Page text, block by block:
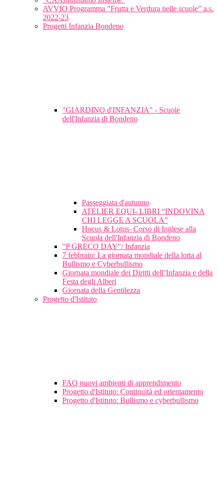
AVVIO Programma "Frutta e Verdura nelle scuole” a.s.
2022-23
Progetti Infanzia Bondeno
"GIARDINO d'INFANZIA" - Scuole
dell'Infanzia di Bondeno
Passeggiata d'autunno
ATELIER EQUI- LIBRI “INDOVINA
CHI LEGGE A SCUOLA”
Hocus & Lotus- Corso di Inglese alla
Scuola dell'Infanzia di Bondeno
"P GRECO DAY"/ Infanzia
7 febbraio: La giornata mondiale della lotta al
Bullismo e Cyberbullismo
Giornata mondiale dei Diritti dell’Infanzia e della
Festa degli Alberi
Giornata della Gentilezza
Progetto d'Istituto
FAQ nuovi ambienti di apprendimento
Progetto d'Istituto: Continuità ed orientamento
Progetto d'Istituto: Bullismo e cyberbullismo